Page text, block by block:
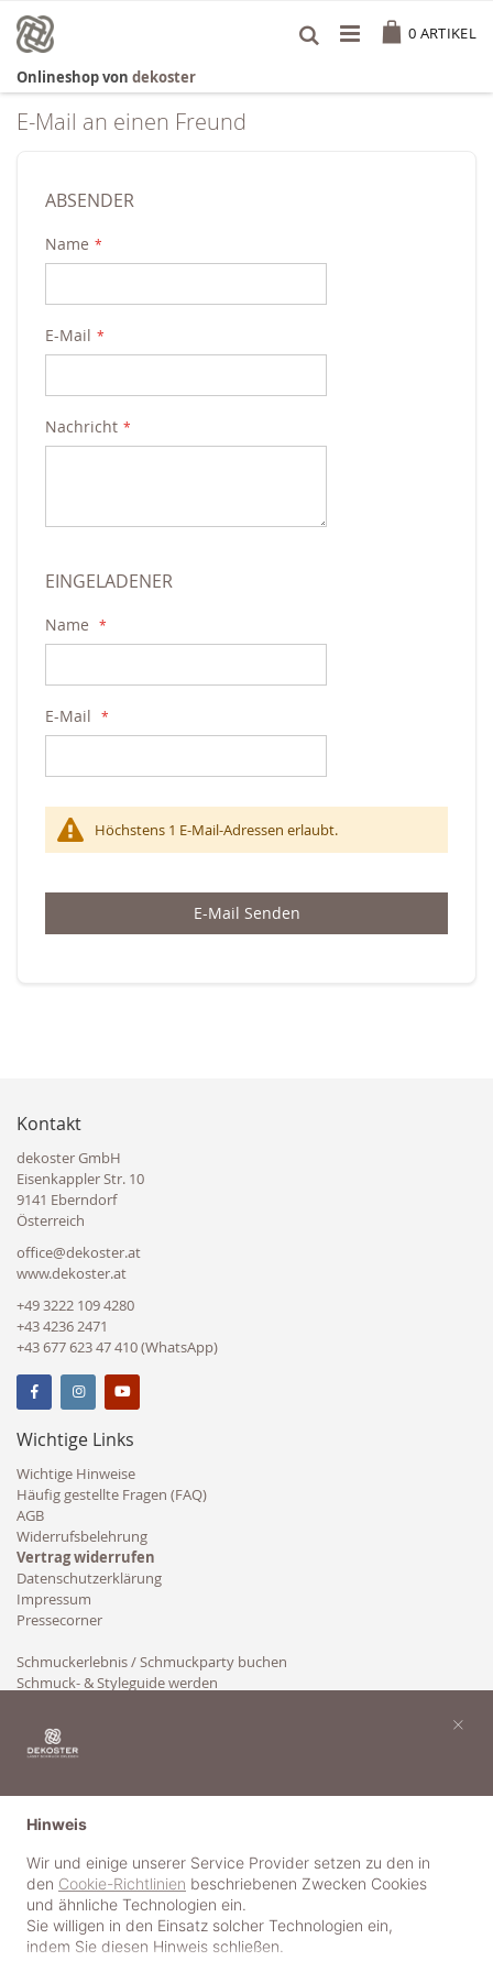
Inhalt
springen
0 ARTIKEL
Onlineshop von dekoster
E-Mail an einen Freund
ABSENDER
Name
E-Mail
Nachricht
EINGELADENER
Name
E-Mail
Höchstens 1 E-Mail-Adressen erlaubt.
E-Mail Senden
Kontakt
dekoster GmbH
Eisenkappler Str. 10
9141 Eberndorf
Österreich
office@dekoster.at
www.dekoster.at
+49 3222 109 4280
+43 4236 2471
+43 677 623 47 410 (WhatsApp)
Wichtige Links
Wichtige Hinweise
Häufig gestellte Fragen (FAQ)
AGB
Widerrufsbelehrung
Vertrag widerrufen
Datenschutzerklärung
Impressum
Pressecorner
Schmuckerlebnis / Schmuckparty buchen
Schmuck- & Styleguide werden
Hinweis
Wir und einige unserer Service Provider setzen zu den in
den Cookie-Richtlinien beschriebenen Zwecken Cookies
und ähnliche Technologien ein.
Sie willigen in den Einsatz solcher Technologien ein,
indem Sie diesen Hinweis schließen.
×